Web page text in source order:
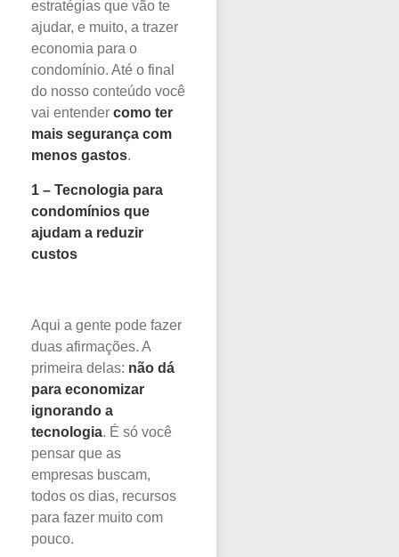
estratégias que vão te
ajudar, e muito, a trazer
economia para o
condomínio. Até o final
do nosso conteúdo você
vai entender como ter
mais segurança com
menos gastos.
1 – Tecnologia para
condomínios que
ajudam a reduzir
custos
Aqui a gente pode fazer
duas afirmações. A
primeira delas: não dá
para economizar
ignorando a
tecnologia. É só você
pensar que as
empresas buscam,
todos os dias, recursos
para fazer muito com
pouco.